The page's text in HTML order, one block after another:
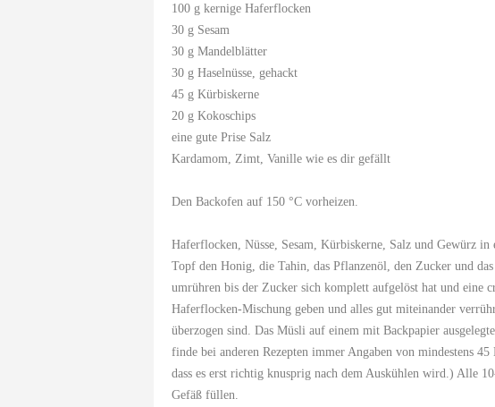
100 g kernige Haferflocken
30 g Sesam
30 g Mandelblätter
30 g Haselnüsse, gehackt
45 g Kürbiskerne
20 g Kokoschips
eine gute Prise Salz
Kardamom, Zimt, Vanille wie es dir gefällt
Den Backofen auf 150 °C vorheizen.
Haferflocken, Nüsse, Sesam, Kürbiskerne, Salz und Gewürz
Topf den Honig, die Tahin, das Pflanzenöl, den Zucker und
umrühren bis der Zucker sich komplett aufgelöst hat und eine
Haferflocken-Mischung geben und alles gut miteinander
überzogen sind. Das Müsli auf einem mit Backpapier
finde bei anderen Rezepten immer Angaben von mindestens
dass es erst richtig knusprig nach dem Auskühlen wird.) Alle
Gefäß füllen.